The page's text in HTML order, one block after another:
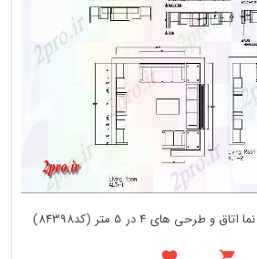
های 4 در 5 متر (کد84398)